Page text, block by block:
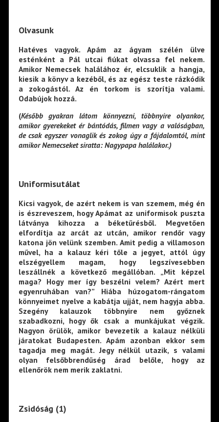
Olvasunk
Hatéves vagyok. Apám az ágyam szélén ülve
esténként a Pál utcai fiúkat olvassa fel nekem.
Amikor Nemecsek halálához ér, elcsuklik a hangja,
kiesik a könyv a kezéből, és az egész teste rázkódik
a zokogástól. Az én torkom is szorítja valami.
Odabújok hozzá.
(Később gyakran látom könnyezni, többnyire olyankor,
amikor gyerekeket ér bántódás, filmen vagy a valóságban,
de csak egyszer vonaglik és zokog úgy a fájdalomtól, mint
amikor Nemecseket siratta: Nagypapa halálakor.)
Uniformisutálat
Kicsi vagyok, de azért nekem is van szemem, még én
is észreveszem, hogy Apámat az uniformisok puszta
látványa kihozza a béketűrésből. Megvetően
elfordítja az arcát az utcán, amikor rendőr vagy
katona jön velünk szemben. Amit pedig a villamoson
művel, ha a kalauz kéri tőle a jegyet, attól úgy
elszégyellem magam, hogy legszívesebben
leszállnék a következő megállóban. „Mit képzel
maga? Hogy mer így beszélni velem? Azért mert
egyenruhában van?” Hiába húzogatom-rángatom
könnyeimet nyelve a kabátja ujját, nem hagyja abba.
Szegény kalauzok többnyire nem győznek
szabadkozni, hogy ők csak a munkájukat végzik.
Nagyon örülök, amikor bevezetik a kalauz nélküli
járatokat Budapesten. Apám azonban ekkor sem
tagadja meg magát. Jegy nélkül utazik, s valami
olyan felsőbbrendűség árad belőle, hogy az
ellenőrök nem merik zaklatni.
Zsidóság (1)